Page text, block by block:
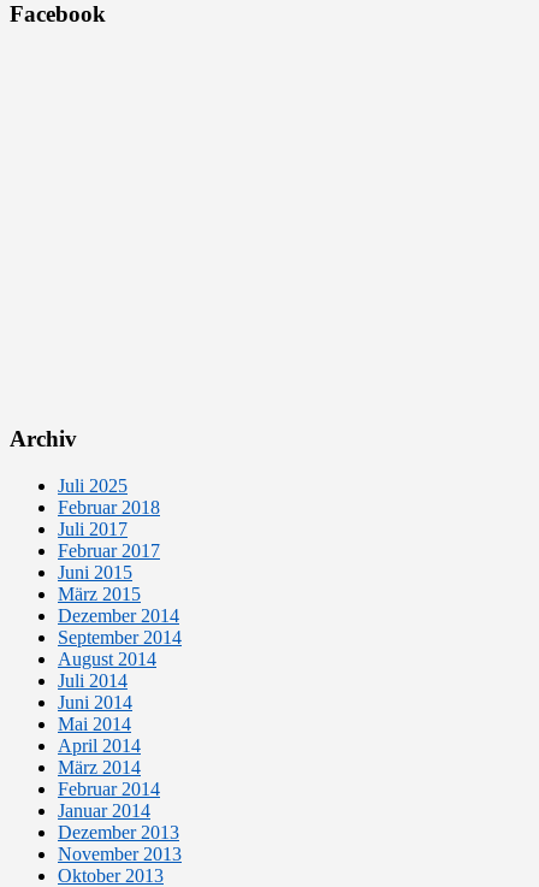
Facebook
Archiv
Juli 2025
Februar 2018
Juli 2017
Februar 2017
Juni 2015
März 2015
Dezember 2014
September 2014
August 2014
Juli 2014
Juni 2014
Mai 2014
April 2014
März 2014
Februar 2014
Januar 2014
Dezember 2013
November 2013
Oktober 2013